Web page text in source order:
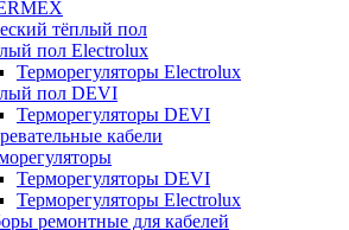
тёплый пол
пол Electrolux
Терморегуляторы Electrolux
пол DEVI
Терморегуляторы DEVI
кабели
Терморегуляторы DEVI
Терморегуляторы Electrolux
ремонтные для кабелей